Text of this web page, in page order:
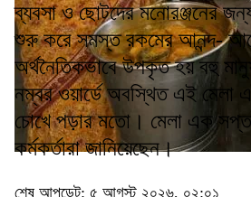
ব্যবসা ও ছোটদের মনোরঞ্জনের
শুরু করে সমস্ত রকমের আনন্দ-
অর্থনৈতিকভাবে উপকৃত হয় বহু
নম্বর ওয়ার্ডে অবস্থিত এই মেলা
চোখে পড়ার মতো। মেলা এক
কর্মকর্তারা জানিয়েছেন।
শেষ আপডেট: ৫ আগস্ট ২০২৬, ০২:০১